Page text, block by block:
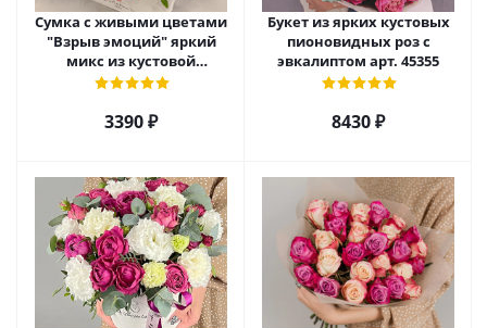
Сумка с живыми цветами
"Взрыв эмоций" яркий
микс из кустовой
хризантемы, розы и
3390 ₽
Букет из ярких кустовых
пионовидных роз с
эвкалиптом арт. 45355
8430 ₽